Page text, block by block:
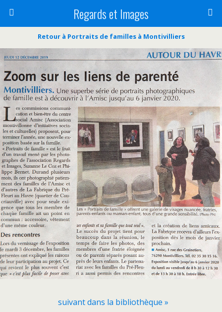
Regards et Images
Retour à Portraits de familles à Montivilliers
suivant dans la bibliothèque »